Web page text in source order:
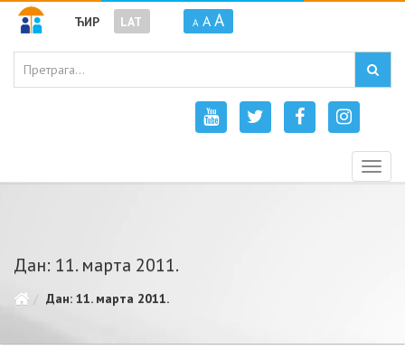
ЋИР LAT A A A
Дан: 11. марта 2011.
Дан: 11. марта 2011.